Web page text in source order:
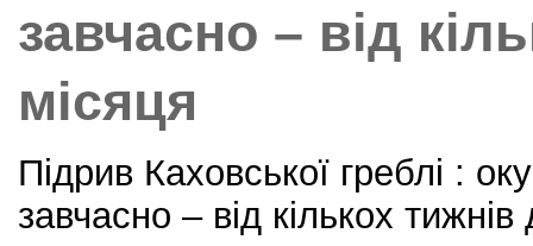
завчасно – від
місяця
Підрив Каховської греблі :
завчасно – від кількох